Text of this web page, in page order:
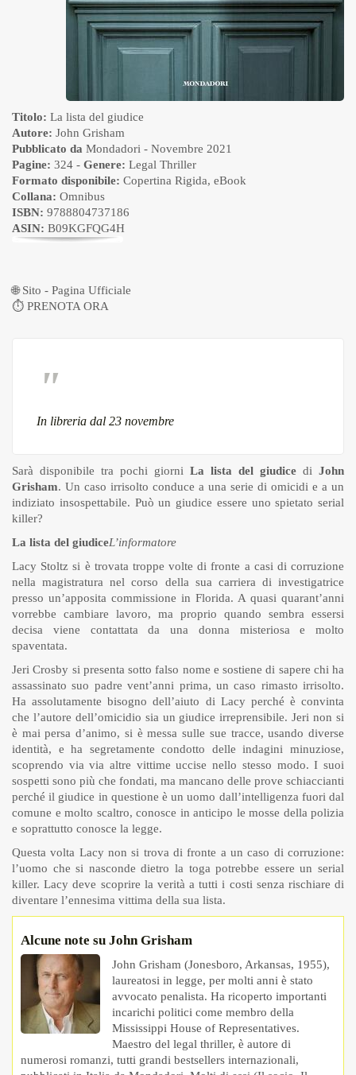
Titolo: La lista del giudice
Autore: John Grisham
Pubblicato da Mondadori - Novembre 2021
Pagine: 324 - Genere: Legal Thriller
Formato disponibile: Copertina Rigida, eBook
Collana: Omnibus
ISBN: 9788804737186
ASIN: B09KGFQG4H
🌐Sito - Pagina Ufficiale
⏱ PRENOTA ORA
In libreria dal 23 novembre
Sarà disponibile tra pochi giorni La lista del giudice di John
Grisham. Un caso irrisolto conduce a una serie di omicidi e a un
indiziato insospettabile. Può un giudice essere uno spietato serial
killer?
La lista del giudiceL’informatore
Lacy Stoltz si è trovata troppe volte di fronte a casi di corruzione
nella magistratura nel corso della sua carriera di investigatrice
presso un’apposita commissione in Florida. A quasi quarant’anni
vorrebbe cambiare lavoro, ma proprio quando sembra essersi
decisa viene contattata da una donna misteriosa e molto
spaventata.
Jeri Crosby si presenta sotto falso nome e sostiene di sapere chi ha
assassinato suo padre vent’anni prima, un caso rimasto irrisolto.
Ha assolutamente bisogno dell’aiuto di Lacy perché è convinta
che l’autore dell’omicidio sia un giudice irreprensibile. Jeri non si
è mai persa d’animo, si è messa sulle sue tracce, usando diverse
identità, e ha segretamente condotto delle indagini minuziose,
scoprendo via via altre vittime uccise nello stesso modo. I suoi
sospetti sono più che fondati, ma mancano delle prove schiaccianti
perché il giudice in questione è un uomo dall’intelligenza fuori dal
comune e molto scaltro, conosce in anticipo le mosse della polizia
e soprattutto conosce la legge.
Questa volta Lacy non si trova di fronte a un caso di corruzione:
l’uomo che si nasconde dietro la toga potrebbe essere un serial
killer. Lacy deve scoprire la verità a tutti i costi senza rischiare di
diventare l’ennesima vittima della sua lista.
Alcune note su John Grisham
John Grisham (Jonesboro, Arkansas, 1955),
laureatosi in legge, per molti anni è stato
avvocato penalista. Ha ricoperto importanti
incarichi politici come membro della
Mississippi House of Representatives.
Maestro del legal thriller, è autore di
numerosi romanzi, tutti grandi bestsellers internazionali,